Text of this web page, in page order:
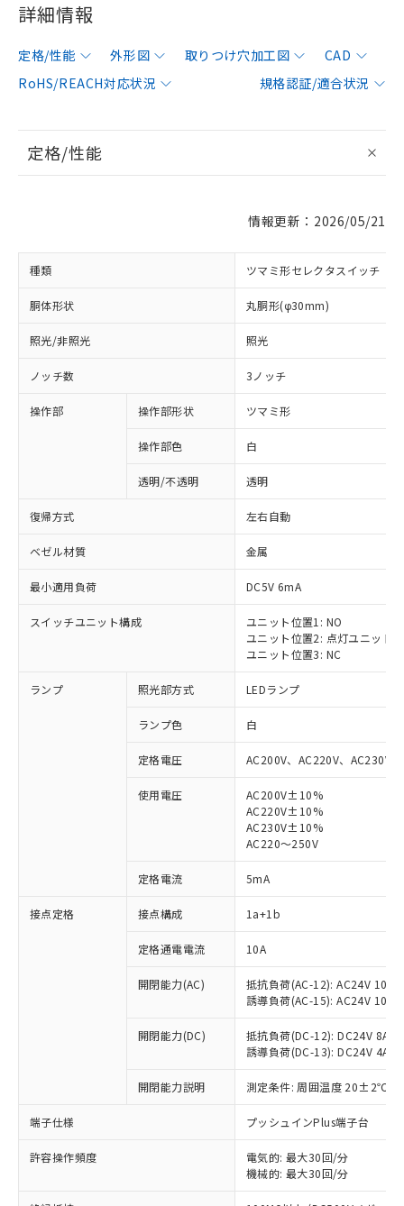
詳細情報
定格/性能 外形図 取りつけ穴加工図
CAD
RoHS/REACH対応状況
規格認証/適合状況
定格/性能
情報更新：2026/05/21
種類 ツマミ形セレクタスイッチ
胴体形状 丸胴形(φ30mm)
照光/非照光 照光
ノッチ数 3ノッチ
操作部 操作部形状 ツマミ形
操作部色 白
透明/不透明 透明
復帰方式 左右自動
ベゼル材質 金属
最小適用負荷 DC5V 6mA
スイッチユニット構成
ユニット位置1: NO
ユニット位置2: 点灯ユニット
ユニット位置3: NC
ランプ 照光部方式 LEDランプ
ランプ色 白
定格電圧 AC200V、AC220V、AC230V
使用電圧
AC200V±10%
AC220V±10%
AC230V±10%
AC220～250V
定格電流 5mA
接点定格 接点構成 1a+1b
定格通電電流 10A
開閉能力(AC)
抵抗負荷(AC-12): AC24V 10A/
誘導負荷(AC-15): AC24V
開閉能力(DC)
抵抗負荷(DC-12): DC24V 8A/
誘導負荷(DC-13): DC24V 4A/
開閉能力説明 測定条件: 周囲温度 20±2℃、
端子仕様 プッシュインPlus端子台
許容操作頻度
電気的: 最大30回/分
機械的: 最大30回/分
以下の条件をお読みいただき、同意のうえ
本サービスは、当社制御機器事業取扱
商品の当社在庫状況および標準価格
当社制御機器事業取扱商品の中には、
※1 対応状況
対応済み：EU RoHS指令（10物質）の
非含有に対応した製品が提供可能な商品で
対応予定：EU RoHS指令（10物質）の非含
有に対応した製品に切り替える予定のある
対応予定なし：EU RoHS指令（10物質）の
非含有に非対応の商品で、対応品を出す予
定はありません。
調査・確認中：EU RoHS指令（10物質）の
非含有の対応状況を調査中または確認中の
非該当品：ライセンス料など無形物で、有
害物質有無と関係のない商品です。
仕入先様の事情により、非含有部品として
※1 中国RoHS○×表
「○」：最大均質材料含有率が中国RoHSの
基準値以下であることを示します。
「×」：最大均質材料含有率が中国RoHSの